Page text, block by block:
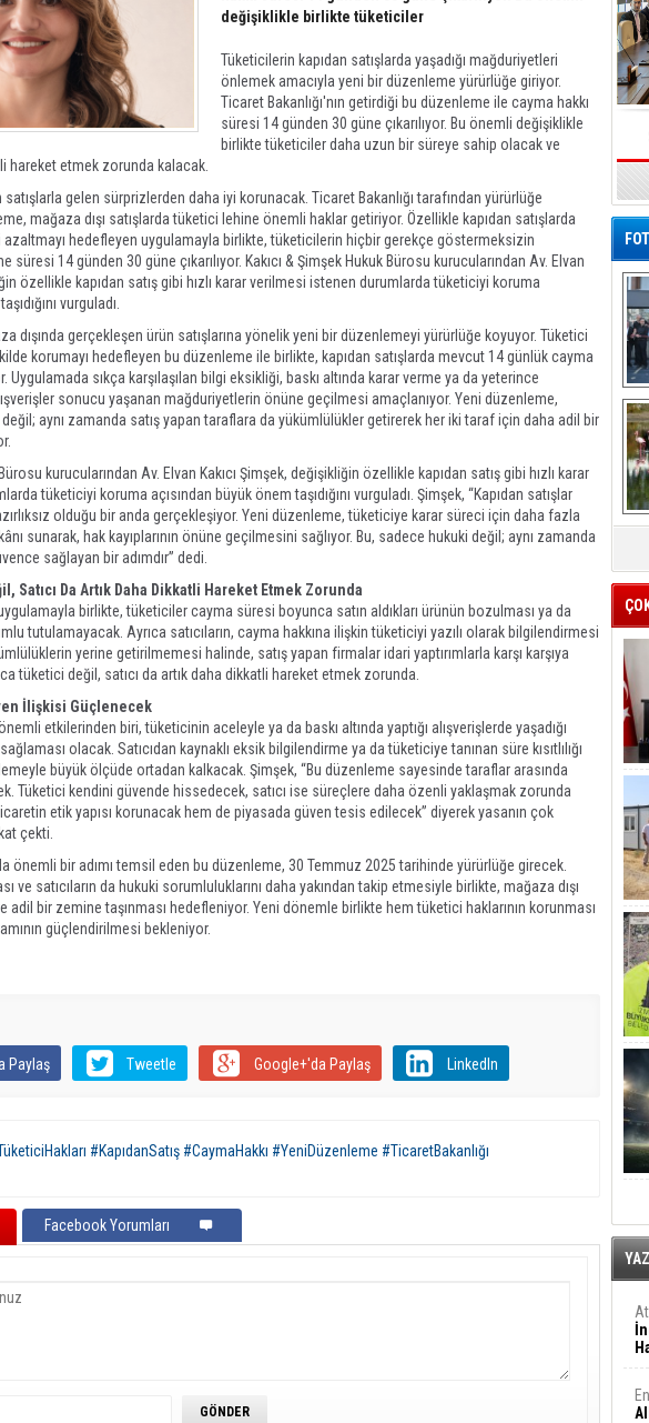
değişiklikle birlikte tüketiciler
Tüketicilerin kapıdan satışlarda yaşadığı mağduriyetleri
önlemek amacıyla yeni bir düzenleme yürürlüğe giriyor.
Ticaret Bakanlığı'nın getirdiği bu düzenleme ile cayma hakkı
süresi 14 günden 30 güne çıkarılıyor. Bu önemli değişiklikle
birlikte tüketiciler daha uzun bir süreye sahip olacak ve
hareket etmek zorunda kalacak.
satışlarla gelen sürprizlerden daha iyi korunacak. Ticaret Bakanlığı tarafından yürürlüğe
mağaza dışı satışlarda tüketici lehine önemli haklar getiriyor. Özellikle kapıdan satışlarda
hedefleyen uygulamayla birlikte, tüketicilerin hiçbir gerekçe göstermeksizin
14 günden 30 güne çıkarılıyor. Kakıcı & Şimşek Hukuk Bürosu kurucularından Av. Elvan
özellikle kapıdan satış gibi hızlı karar verilmesi istenen durumlarda tüketiciyi koruma
vurguladı.
dışında gerçekleşen ürün satışlarına yönelik yeni bir düzenlemeyi yürürlüğe koyuyor. Tüketici
korumayı hedefleyen bu düzenleme ile birlikte, kapıdan satışlarda mevcut 14 günlük cayma
Uygulamada sıkça karşılaşılan bilgi eksikliği, baskı altında karar verme ya da yeterince
sonucu yaşanan mağduriyetlerin önüne geçilmesi amaçlanıyor. Yeni düzenleme,
aynı zamanda satış yapan taraflara da yükümlülükler getirerek her iki taraf için daha adil bir
kurucularından Av. Elvan Kakıcı Şimşek, değişikliğin özellikle kapıdan satış gibi hızlı karar
tüketiciyi koruma açısından büyük önem taşıdığını vurguladı. Şimşek, “Kapıdan satışlar
olduğu bir anda gerçekleşiyor. Yeni düzenleme, tüketiciye karar süreci için daha fazla
sunarak, hak kayıplarının önüne geçilmesini sağlıyor. Bu, sadece hukuki değil; aynı zamanda
sağlayan bir adımdır” dedi.
Satıcı Da Artık Daha Dikkatli Hareket Etmek Zorunda
birlikte, tüketiciler cayma süresi boyunca satın aldıkları ürünün bozulması ya da
tutulamayacak. Ayrıca satıcıların, cayma hakkına ilişkin tüketiciyi yazılı olarak bilgilendirmesi
yerine getirilmemesi halinde, satış yapan firmalar idari yaptırımlarla karşı karşıya
tüketici değil, satıcı da artık daha dikkatli hareket etmek zorunda.
İlişkisi Güçlenecek
etkilerinden biri, tüketicinin aceleyle ya da baskı altında yaptığı alışverişlerde yaşadığı
olacak. Satıcıdan kaynaklı eksik bilgilendirme ya da tüketiciye tanınan süre kısıtlılığı
büyük ölçüde ortadan kalkacak. Şimşek, “Bu düzenleme sayesinde taraflar arasında
Tüketici kendini güvende hissedecek, satıcı ise süreçlere daha özenli yaklaşmak zorunda
etik yapısı korunacak hem de piyasada güven tesis edilecek” diyerek yasanın çok
çekti.
önemli bir adımı temsil eden bu düzenleme, 30 Temmuz 2025 tarihinde yürürlüğe girecek.
ve satıcıların da hukuki sorumluluklarını daha yakından takip etmesiyle birlikte, mağaza dışı
adil bir zemine taşınması hedefleniyor. Yeni dönemle birlikte hem tüketici haklarının korunması
güçlendirilmesi bekleniyor.
Paylaş Tweetle Google+'da Paylaş LinkedIn
#KapıdanSatış #CaymaHakkı #YeniDüzenleme #TicaretBakanlığı
Facebook Yorumları